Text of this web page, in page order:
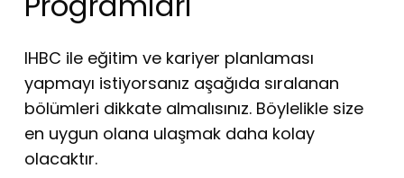
IHBC ile eğitim ve kariyer planlaması
yapmayı istiyorsanız aşağıda sıralanan
bölümleri dikkate almalısınız. Böylelikle size
en uygun olana ulaşmak daha kolay
olacaktır.